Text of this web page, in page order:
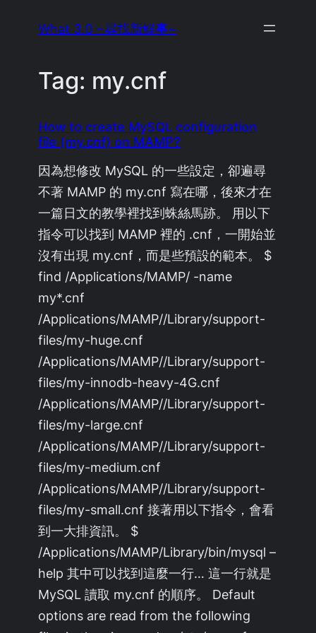
What 3.0 ~尋找新鮮事~
Tag: my.cnf
How to create MySQL configuration
file (my.cnf) on MAMP?
因為想修改 MySQL 的一些設定，卻遍尋
不著 MAMP 的 my.cnf 寫在哪，後來才在
一篇日文的教學裡找到蛛絲馬跡。 用以下
指令可以找到 MAMP 裡的 .cnf，一開始並
沒有出現 my.cnf，而是些預設的範本。 $
find /Applications/MAMP/ -name
my*.cnf
/Applications/MAMP//Library/support-
files/my-huge.cnf
/Applications/MAMP//Library/support-
files/my-innodb-heavy-4G.cnf
/Applications/MAMP//Library/support-
files/my-large.cnf
/Applications/MAMP//Library/support-
files/my-medium.cnf
/Applications/MAMP//Library/support-
files/my-small.cnf 接著用以下指令，會看
到一大排資訊。 $
/Applications/MAMP/Library/bin/mysql –
help 其中可以找到這麼一行… 這一行就是
MySQL 讀取 my.cnf 的順序。 Default
options are read from the following